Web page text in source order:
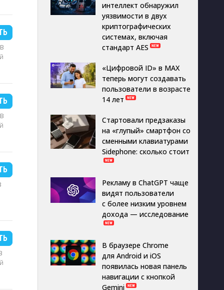
интеллект обнаружил
уязвимости в двух
криптографических
системах, включая
стандарт AES
«Цифровой ID» в MAX
теперь могут создавать
пользователи в возрасте
14 лет
Стартовали предзаказы
на «глупый» смартфон со
сменными клавиатурами
Sidephone: сколько стоит
Рекламу в ChatGPT чаще
видят пользователи
с более низким уровнем
дохода — исследование
В браузере Chrome
для Android и iOS
появилась новая панель
навигации с кнопкой
Gemini